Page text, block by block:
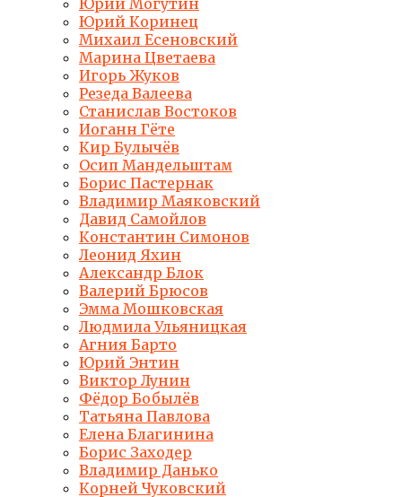
Юрий Могутин
Юрий Коринец
Михаил Есеновский
Марина Цветаева
Игорь Жуков
Резеда Валеева
Станислав Востоков
Иоганн Гёте
Кир Булычёв
Осип Мандельштам
Борис Пастернак
Владимир Маяковский
Давид Самойлов
Константин Симонов
Леонид Яхин
Александр Блок
Валерий Брюсов
Эмма Мошковская
Людмила Ульяницкая
Агния Барто
Юрий Энтин
Виктор Лунин
Фёдор Бобылёв
Татьяна Павлова
Елена Благинина
Борис Заходер
Владимир Данько
Корней Чуковский